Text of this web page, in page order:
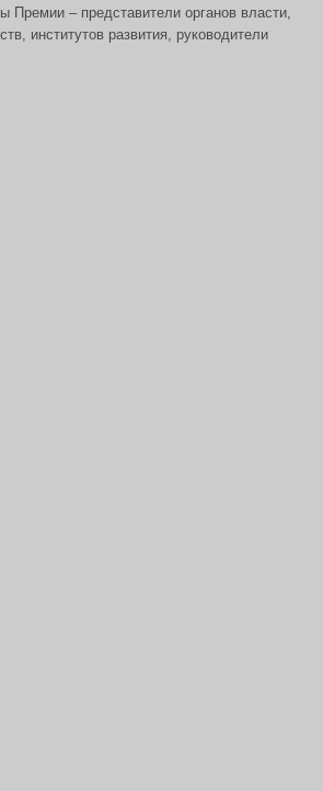
Премии – представители органов власти,
институтов развития, руководители